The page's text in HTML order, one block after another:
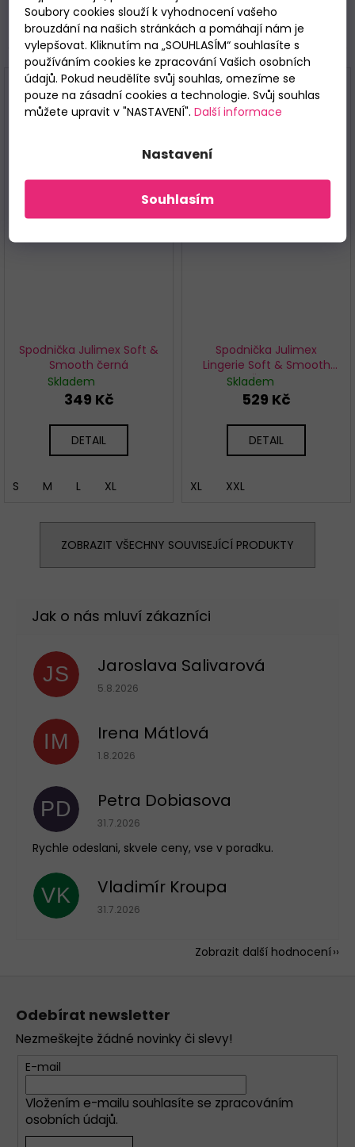
Soubory cookies slouží k vyhodnocení vašeho
brouzdání na našich stránkách a pomáhají nám je
vylepšovat. Kliknutím na „SOUHLASÍM“ souhlasíte s
používáním cookies ke zpracování Vašich osobních
údajů. Pokud neudělíte svůj souhlas, omezíme se
pouze na zásadní cookies a technologie. Svůj souhlas
můžete upravit v "NASTAVENÍ". Další informace
Nastavení
Souhlasím
Související
Spodnička Julimex Soft &
Smooth černá
Skladem
349 Kč
DETAIL
S M L XL
Spodnička Julimex
Lingerie Soft & Smooth
Černá
Skladem
529 Kč
DETAIL
XL XXL
ZOBRAZIT VŠECHNY SOUVISEJÍCÍ PRODUKTY
JS Jaroslava Salivarová
Hodnocení obchodu je 5 z 5 hvězdiček.
5.8.2026
IM Irena Mátlová
Hodnocení obchodu je 5 z 5 hvězdiček.
1.8.2026
PD Petra Dobiasova
Hodnocení obchodu je 5 z 5 hvězdiček.
31.7.2026
Rychle odeslani, skvele ceny, vse v poradku.
VK Vladimír Kroupa
Hodnocení obchodu je 5 z 5 hvězdiček.
31.7.2026
Zobrazit další hodnocení
Odebírat newsletter
Nezmeškejte žádné novinky či slevy!
E-mail
Vložením e-mailu souhlasíte se zpracováním
osobních údajů.